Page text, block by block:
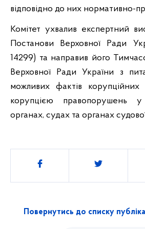
відповідно до них нормативно-
Комітет ухвалив експертний
Постанови Верховної Ради
14299) та направив його
Верховної Ради України з
можливих фактів корупційних
корупцією правопорушень у
органах, судах та органах
Поділитись
Повернутись до списку